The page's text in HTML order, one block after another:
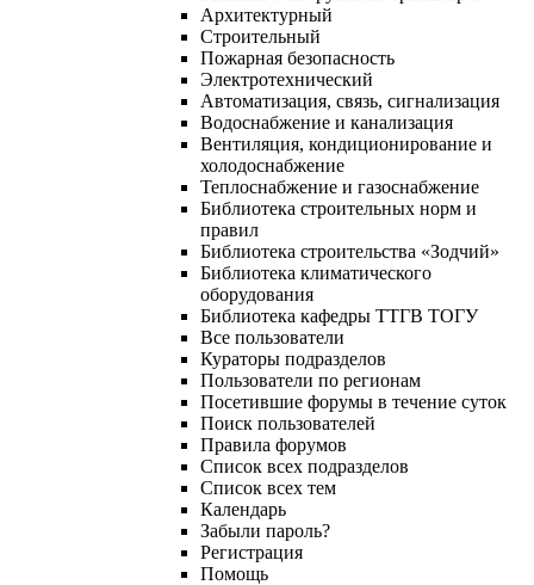
Архитектурный
Строительный
Пожарная безопасность
Электротехнический
Автоматизация, связь, сигнализация
Водоснабжение и канализация
Вентиляция, кондиционирование и
холодоснабжение
Теплоснабжение и газоснабжение
Библиотека строительных норм и
правил
Библиотека строительства «Зодчий»
Библиотека климатического
оборудования
Библиотека кафедры ТТГВ ТОГУ
Все пользователи
Кураторы подразделов
Пользователи по регионам
Посетившие форумы в течение суток
Поиск пользователей
Правила форумов
Список всех подразделов
Список всех тем
Календарь
Забыли пароль?
Регистрация
Помощь